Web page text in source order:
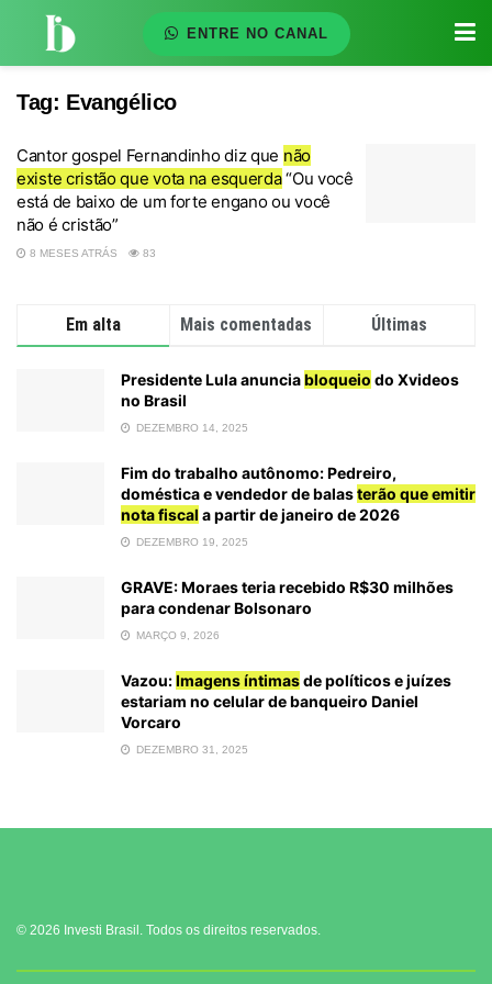
ENTRE NO CANAL
Tag: Evangélico
Cantor gospel Fernandinho diz que não
existe cristão que vota na esquerda“Ou você
está de baixo de um forte engano ou você
não é cristão”
8 MESES ATRÁS 83
Em alta Mais comentadas Últimas
Presidente Lula anunciabloqueio do Xvideos
no Brasil
DEZEMBRO 14, 2025
Fim do trabalho autônomo: Pedreiro,
doméstica e vendedor de balasterão que emitir
nota fiscal a partir de janeiro de 2026
DEZEMBRO 19, 2025
GRAVE: Moraes teria recebido R$30 milhões
para condenar Bolsonaro
MARÇO 9, 2026
Vazou:Imagens íntimasde políticos e juízes
estariam no celular de banqueiro Daniel
Vorcaro
DEZEMBRO 31, 2025
© 2026 Investi Brasil. Todos os direitos reservados.